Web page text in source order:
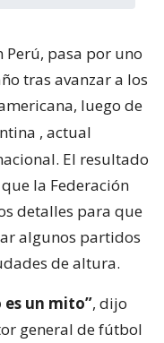
Perú, pasa por uno
tras avanzar a los
luego de
, actual
El resultado
la Federación
detalles para que
algunos partidos
de altura.
un mito”, dijo
general de fútbol